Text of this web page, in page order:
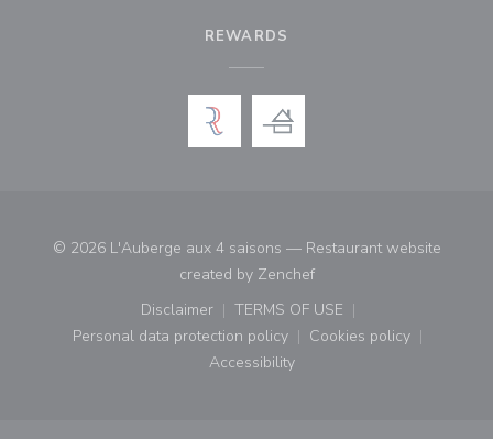
REWARDS
© 2026 L'Auberge aux 4 saisons — Restaurant website
created by Zenchef((opens in a new
Disclaimer
((opens in a new window))
TERMS OF USE
((opens in a new window))
Personal data protection policy
((opens in a new window))
Cookies policy
((opens in a new
Accessibility
((opens in a new window))